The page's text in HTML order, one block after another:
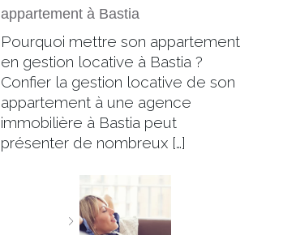
appartement à Bastia
Pourquoi mettre son appartement
en gestion locative à Bastia ?
Confier la gestion locative de son
appartement à une agence
immobilière à Bastia peut
présenter de nombreux […]